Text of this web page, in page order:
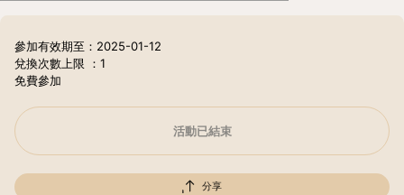
參加有效期至：2025-01-12
兌換次數上限
：1
免費參加
活動已結束
分享